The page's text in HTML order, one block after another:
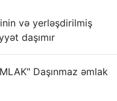
və yerləşdirilmiş
daşımır
Daşınmaz əmlak